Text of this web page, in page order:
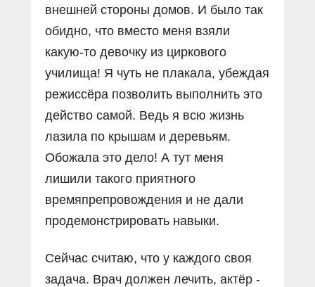
внешней стороны домов. И было так
обидно, что вместо меня взяли
какую-то девочку из циркового
училища! Я чуть не плакала, убеждая
режиссёра позволить выполнить это
действо самой. Ведь я всю жизнь
лазила по крышам и деревьям.
Обожала это дело! А тут меня
лишили такого приятного
времяпрепровождения и не дали
продемонстрировать навыки.
Сейчас считаю, что у каждого своя
задача. Врач должен лечить, актёр -